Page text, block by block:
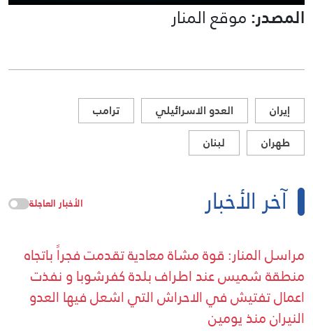
المصدر:موقع المنار
إيران العدو الاسرائيلي
ترامب
طهران
لبنان
آخر الأخبار الأخبار العاجلة
مراسل المنار: قوة مشاة معادية تقدمت فجراً باتجاه
منطقة شميس عند اطراف بلدة كفرشوبا و نفذت
اعمال تفتيش في الاحراش التي اشعل فيها العدو
النيران منذ يومين